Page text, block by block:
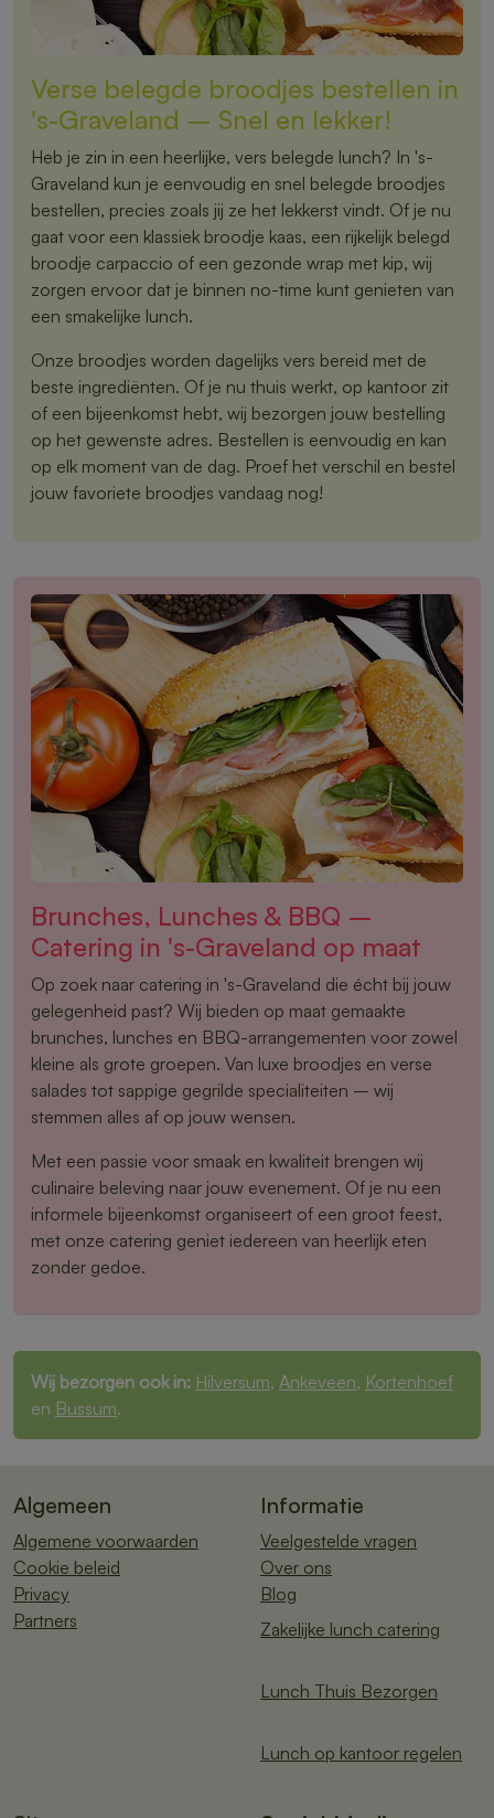
Verse belegde broodjes bestellen in
's-Graveland – Snel en lekker!
Heb je zin in een heerlijke, vers belegde lunch? In 's-
Graveland kun je eenvoudig en snel belegde broodjes
bestellen, precies zoals jij ze het lekkerst vindt. Of je nu
gaat voor een klassiek broodje kaas, een rijkelijk belegd
broodje carpaccio of een gezonde wrap met kip, wij
zorgen ervoor dat je binnen no-time kunt genieten van
een smakelijke lunch.
Onze broodjes worden dagelijks vers bereid met de
beste ingrediënten. Of je nu thuis werkt, op kantoor zit
of een bijeenkomst hebt, wij bezorgen jouw bestelling
op het gewenste adres. Bestellen is eenvoudig en kan
op elk moment van de dag. Proef het verschil en bestel
jouw favoriete broodjes vandaag nog!
Brunches, Lunches & BBQ –
Catering in 's-Graveland op maat
Op zoek naar catering in 's-Graveland die écht bij jouw
gelegenheid past? Wij bieden op maat gemaakte
brunches, lunches en BBQ-arrangementen voor zowel
kleine als grote groepen. Van luxe broodjes en verse
salades tot sappige gegrilde specialiteiten – wij
stemmen alles af op jouw wensen.
Met een passie voor smaak en kwaliteit brengen wij
culinaire beleving naar jouw evenement. Of je nu een
informele bijeenkomst organiseert of een groot feest,
met onze catering geniet iedereen van heerlijk eten
zonder gedoe.
Wij bezorgen ook in: Hilversum, Ankeveen, Kortenhoef
en Bussum.
Algemeen
Algemene voorwaarden
Cookie beleid
Privacy
Partners
Informatie
Veelgestelde vragen
Over ons
Blog
Zakelijke lunch catering
Lunch Thuis Bezorgen
Lunch op kantoor regelen